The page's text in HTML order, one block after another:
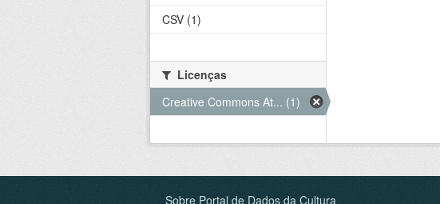
CSV (1)
Licenças
Creative Commons At... (1)
Sobre Portal de Dados da Cultura